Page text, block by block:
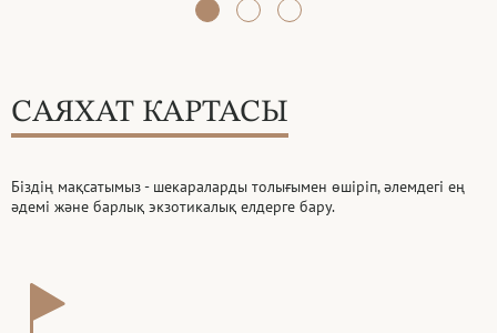
САЯХАТ КАРТАСЫ
Біздің мақсатымыз - шекараларды толығымен өшіріп, әлемдегі ең
әдемі және барлық экзотикалық елдерге бару.